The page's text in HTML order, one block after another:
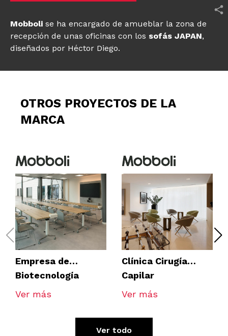
Mobboli se ha encargado de amueblar la zona de
recepción de unas oficinas con los sofás JAPAN,
diseñados por Héctor Diego.
OTROS PROYECTOS DE LA
MARCA
Empresa de
Biotecnología
Ver más
Clínica Cirugía
Capilar
Ver más
Ver todo